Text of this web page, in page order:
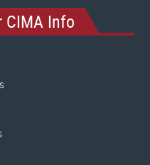
CIMA Info